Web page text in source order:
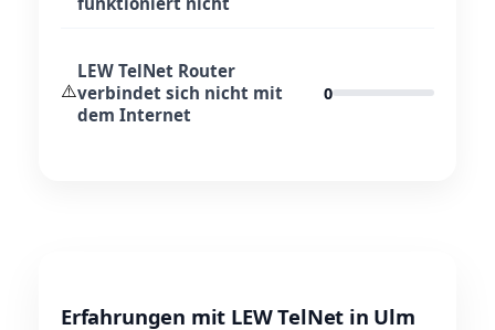
⚠️
LEW TelNet Router
verbindet sich nicht mit
dem Internet
0
Erfahrungen mit LEW TelNet in Ulm